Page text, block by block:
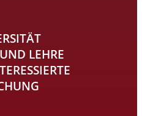
LEHRE